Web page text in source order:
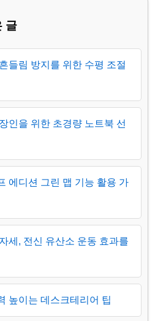
글
들림 방지를 위한 수평 조절
인을 위한 초경량 노트북 선
에디션 그린 맵 기능 활용 가
세, 전신 유산소 운동 효과를
높이는 데스크테리어 팁